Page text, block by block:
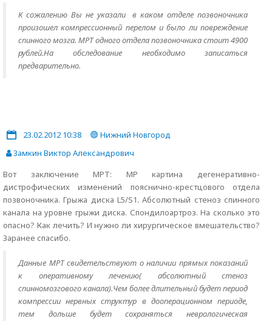
К сожалению Вы не указали в каком отделе позвоночника
произошел компрессионный перелом и было ли повреждение
спинного мозга. МРТ одного отдела позвоночника стоит 4900
рублей.На обследование необходимо записаться
предварительно.
23.02.2012 10:38
Нижний Новгород
Замкин Виктор Александрович
Вот заключение МРТ: МР картина дегенеративно-
дистрофических изменений пояснично-крестцового отдела
позвоночника. Грыжа диска L5/S1. Абсолютный стеноз спинного
канала на уровне грыжи диска. Спондилоартроз. На сколько это
опасно? Как лечить? И нужно ли хирургическое вмешательство?
Заранее спасибо.
Данные МРТ свидетельствуют о наличии прямых показаний
к оперативному лечению( абсолютный стеноз
спинномозгового канала).Чем более длительный будет период
компрессии нервных структур в дооперационном периоде,
тем дольше будет сохраняться неврологическая